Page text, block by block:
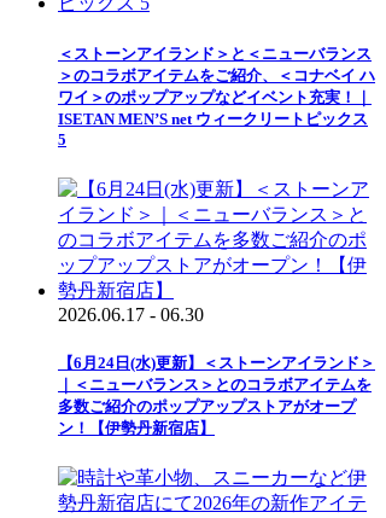
＜ストーンアイランド＞と＜ニューバランス
＞のコラボアイテムをご紹介、＜コナベイ ハ
ワイ＞のポップアップなどイベント充実！｜
ISETAN MEN’S net ウィークリートピックス
5
2026.06.17 - 06.30
【6月24日(水)更新】＜ストーンアイランド＞
｜＜ニューバランス＞とのコラボアイテムを
多数ご紹介のポップアップストアがオープ
ン！【伊勢丹新宿店】